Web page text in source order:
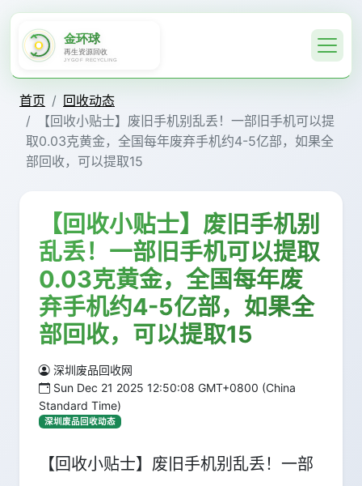
首页
回收动态
【回收小贴士】废旧手机别乱丢！一部旧手机可以提
取0.03克黄金，全国每年废弃手机约4-5亿部，如果全
部回收，可以提取15
【回收小贴士】废旧手机别
乱丢！一部旧手机可以提取
0.03克黄金，全国每年废
弃手机约4-5亿部，如果全
部回收，可以提取15
深圳废品回收网
Sun Dec 21 2025 12:50:08 GMT+0800 (China
Standard Time)
深圳废品回收动态
【回收小贴士】废旧手机别乱丢！一部